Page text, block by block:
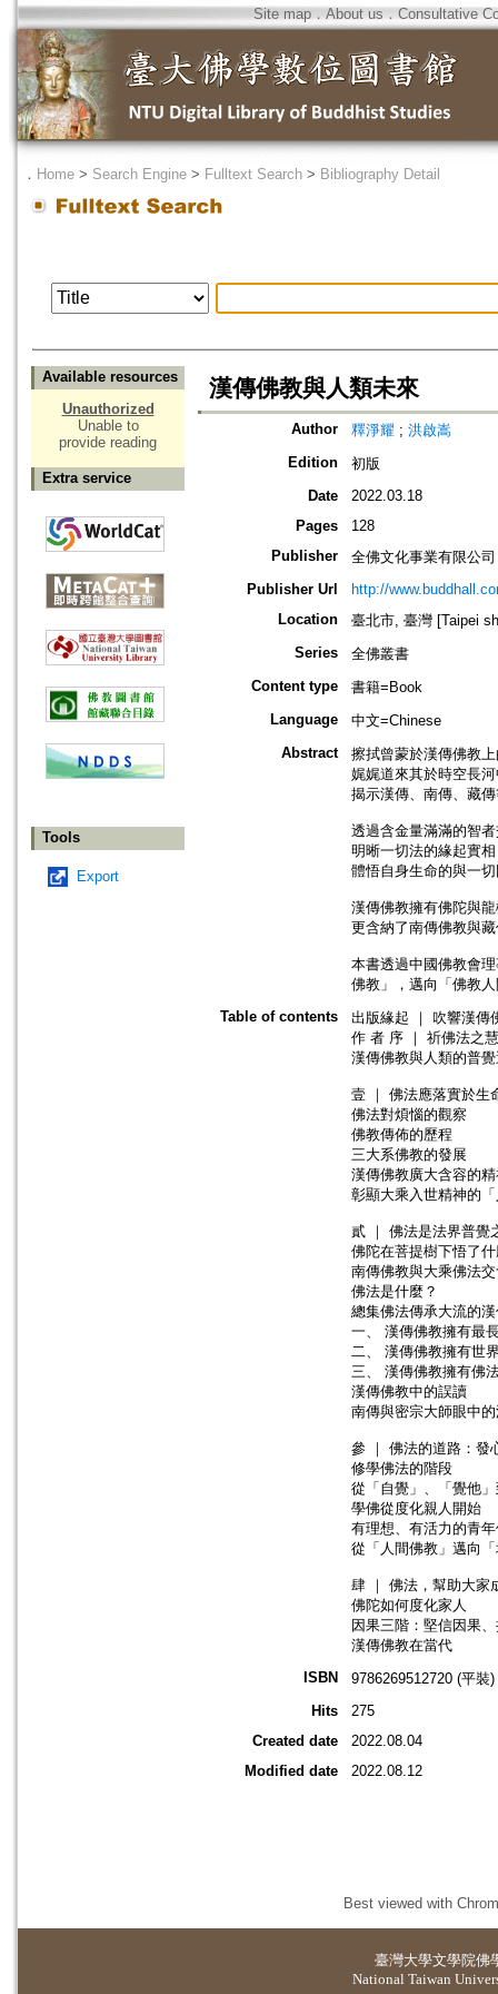
Site map．About us ． Consultative
． Home > Search Engine > Fulltext Search > Bibliography Detail
Available resources
Unauthorized
Unable to
provide reading
Extra service
Tools
Export
漢傳佛教與人類未來
Author 釋淨耀 ; 洪啟嵩
Edition
初版
Date
2022.03.18
Pages
128
Publisher
全佛文化事業有限公司
Publisher Url
http://
Location
臺北市, 臺灣 [Taipei
Series
全佛叢書
Content type
書籍=Book
Language
中文=Chinese
Abstract
擦拭曾蒙於漢傳佛教
娓娓道來其於時空長
揭示漢傳、南傳、藏
透過含金量滿滿的智
明晰一切法的緣起實
體悟自身生命的與一
漢傳佛教擁有佛陀與
更含納了南傳佛教與
本書透過中國佛教會
佛教」，邁向「佛教
Table of contents
出版緣起 ｜ 吹響漢傳
作 者 序 ｜ 祈佛法之
漢傳佛教與人類的普
壹 ｜ 佛法應落實於生
佛法對煩惱的觀察
佛教傳佈的歷程
三大系佛教的發展
漢傳佛教廣大含容的
彰顯大乘入世精神的
貳 ｜ 佛法是法界普覺
佛陀在菩提樹下悟了
南傳佛教與大乘佛法
佛法是什麼？
總集佛法傳承大流的
一、 漢傳佛教擁有最
二、 漢傳佛教擁有世
三、 漢傳佛教擁有佛
漢傳佛教中的誤讀
南傳與密宗大師眼中
參 ｜ 佛法的道路：發
修學佛法的階段
從「自覺」、「覺他
學佛從度化親人開始
有理想、有活力的青
從「人間佛教」邁向
肆 ｜ 佛法，幫助大家
佛陀如何度化家人
因果三階：堅信因果
漢傳佛教在當代
ISBN
9786269512720 (平裝)
Hits
275
Created date
2022.08.04
Modified date
2022.08.12
Best viewed with
臺灣大學文學院佛
National Taiwan